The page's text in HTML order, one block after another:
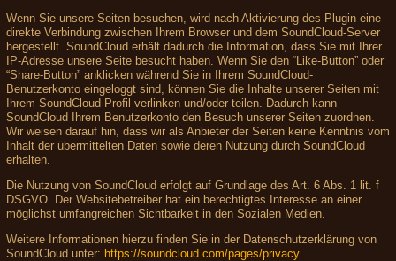
Wenn Sie unsere Seiten besuchen, wird nach Aktivierung des Plugin eine
direkte Verbindung zwischen Ihrem Browser und dem SoundCloud-Server
hergestellt. SoundCloud erhält dadurch die Information, dass Sie mit Ihrer
IP-Adresse unsere Seite besucht haben. Wenn Sie den “Like-Button” oder
“Share-Button” anklicken während Sie in Ihrem SoundCloud-
Benutzerkonto eingeloggt sind, können Sie die Inhalte unserer Seiten mit
Ihrem SoundCloud-Profil verlinken und/oder teilen. Dadurch kann
SoundCloud Ihrem Benutzerkonto den Besuch unserer Seiten zuordnen.
Wir weisen darauf hin, dass wir als Anbieter der Seiten keine Kenntnis vom
Inhalt der übermittelten Daten sowie deren Nutzung durch SoundCloud
erhalten.
Die Nutzung von SoundCloud erfolgt auf Grundlage des Art. 6 Abs. 1 lit. f
DSGVO. Der Websitebetreiber hat ein berechtigtes Interesse an einer
möglichst umfangreichen Sichtbarkeit in den Sozialen Medien.
Weitere Informationen hierzu finden Sie in der Datenschutzerklärung von
SoundCloud unter: https://soundcloud.com/pages/privacy.